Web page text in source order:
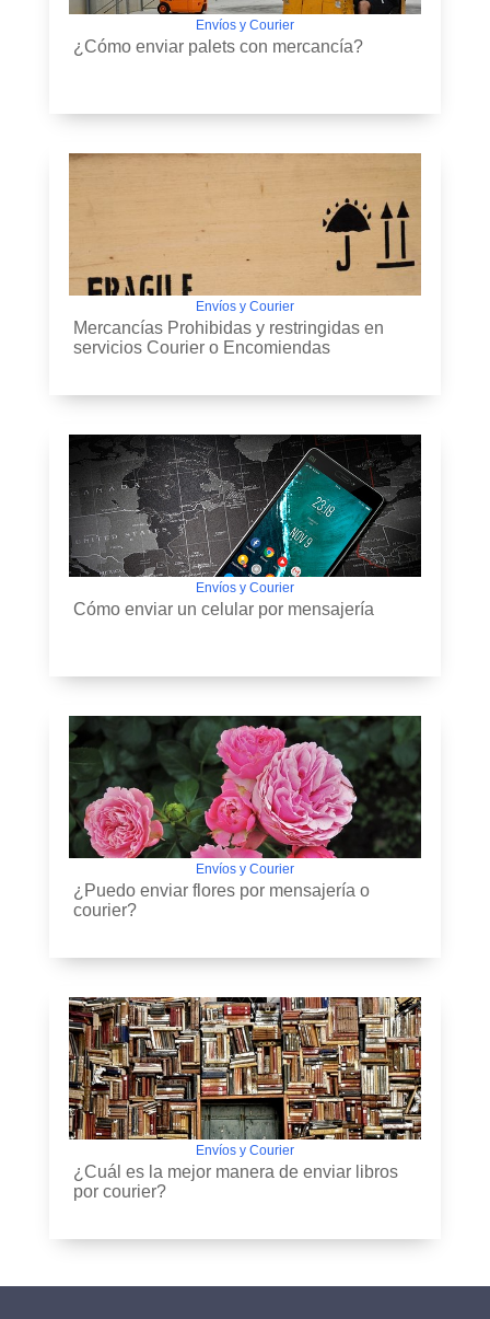
Envíos y Courier
¿Cómo enviar palets con mercancía?
Envíos y Courier
Mercancías Prohibidas y restringidas en
servicios Courier o Encomiendas
Envíos y Courier
Cómo enviar un celular por mensajería
Envíos y Courier
¿Puedo enviar flores por mensajería o
courier?
Envíos y Courier
¿Cuál es la mejor manera de enviar libros
por courier?